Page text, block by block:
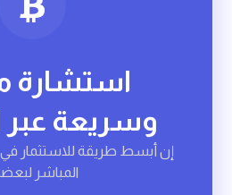
استشارة
وسريعة عبر
إن أبسط طريقة للاستثمار في
المباشر